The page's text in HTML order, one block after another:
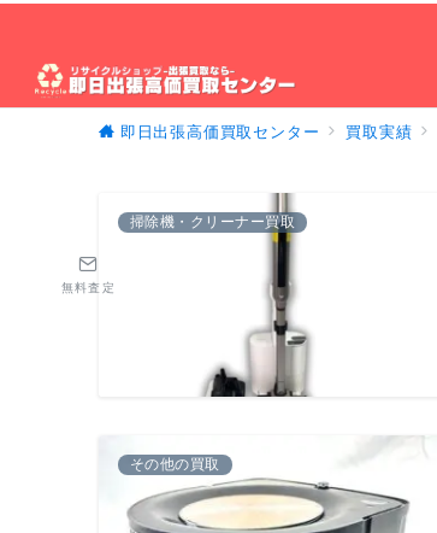
無料査定
即日出張高価買取センター 買取実績
掃除機・クリーナー買取
その他の買取